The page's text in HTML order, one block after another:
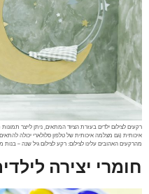
רקעים לצילום ילדים בעזרת הציוד המתאים, ניתן לייצר
איכותית (גם מצלמה איכותית של טלפון סלולארי יכולה
מהרקעים האהובים עלינו לצילום: רקע לצילום גיל שנה –
חומרי יצירה